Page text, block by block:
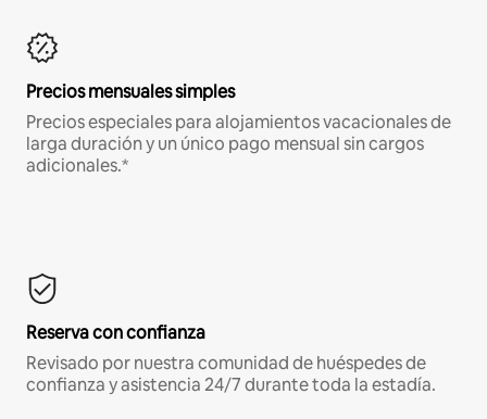
Precios mensuales simples
Precios especiales para alojamientos vacacionales de
larga duración y un único pago mensual sin cargos
adicionales.*
Reserva con confianza
Revisado por nuestra comunidad de huéspedes de
confianza y asistencia 24/7 durante toda la estadía.